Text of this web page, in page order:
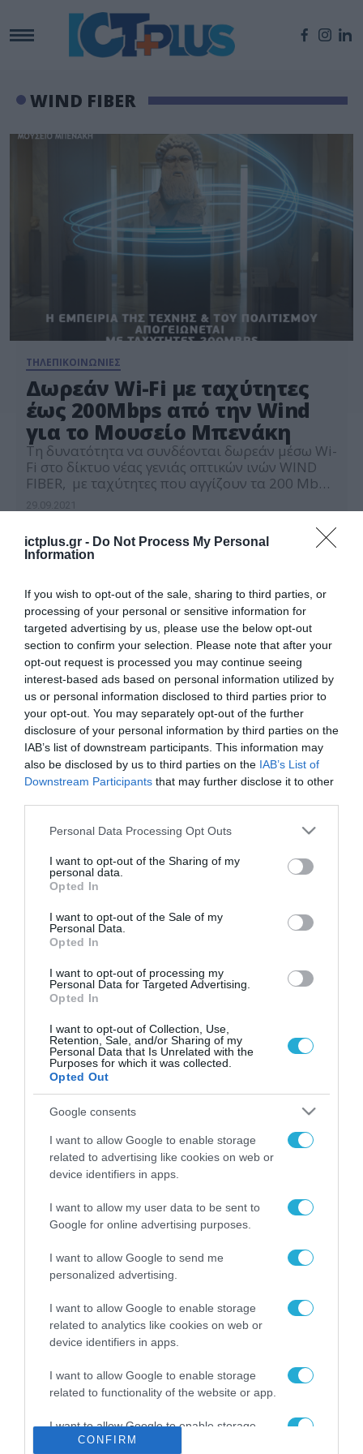
ictplus.gr - Do Not Process My Personal
Information
If you wish to opt-out of the sale, sharing to third parties, or
processing of your personal or sensitive information for
targeted advertising by us, please use the below opt-out
section to confirm your selection. Please note that after your
opt-out request is processed you may continue seeing
interest-based ads based on personal information utilized by
us or personal information disclosed to third parties prior to
your opt-out. You may separately opt-out of the further
disclosure of your personal information by third parties on the
IAB’s list of downstream participants. This information may
also be disclosed by us to third parties on the IAB’s List of
Downstream Participants that may further disclose it to other
Please note that this website/app uses one or more Google
not limited to your visit or usage behaviour. You may click to
grant or deny consent to Google and its third-party tags to
use your data for below specified purposes in below Google
consent section.
Personal Data Processing Opt Outs
I want to opt-out of the Sharing of my
personal data.
Opted In
I want to opt-out of the Sale of my
Personal Data.
Opted In
I want to opt-out of processing my
Personal Data for Targeted Advertising.
Opted In
I want to opt-out of Collection, Use,
Retention, Sale, and/or Sharing of my
Personal Data that Is Unrelated with the
Purposes for which it was collected.
Opted Out
Google consents
I want to allow Google to enable storage
related to advertising like cookies on web or
device identifiers in apps.
I want to allow my user data to be sent to
Google for online advertising purposes.
I want to allow Google to send me
personalized advertising.
I want to allow Google to enable storage
related to analytics like cookies on web or
device identifiers in apps.
I want to allow Google to enable storage
related to functionality of the website or app.
I want to allow Google to enable storage
related to personalization.
CONFIRM
WIND FIBER
ΤΗΛΕΠΙΚΟΙΝΩΝΙΕΣ
Δωρεάν Wi-Fi με ταχύτητες
έως 200Mbps από την Wind
για το Μουσείο Μπενάκη
Τη δυνατότητα να συνδέονται δωρεάν μέσω Wi-
Fi στο δίκτυο νέας γενιάς οπτικών ινών WIND
FIBER, με ταχύτητες που αγγίζουν τα 200 Mbps,
Μουσείου Μπενάκη. Χάρη στις δυνατότητες
που προσφέρει το δίκτυο νέας γενιάς οπτικών
ινών WIND Fiber, οι επισκέπτες του Μουσείου
μπορούν να ‘βιώσουν’ μία ξεχωριστή εμπειρία
ΡΟΗ ΕΙΔΗΣΕΩΝ
Το χρηματοδοτούμενο
από την ΕΕ έργο “The
Gaming Police”
ενισχύει την ασφάλεια
των παιδιών στο
31.07.2026
ΑΑΔΕ: Διευκρινίσεις
για τα πρόστιμα σε
παραβάσεις που
31.07.2026
Τεχνητή Νοημοσύνη
δεν είναι απλώς μια
νέα τεχνολογία, είναι
επανάσταση»
31.07.2026
Νέος οδηγός του ΕΚΤ
για τη χρηματοδότηση
των ελληνικών
επιχειρήσεων στον
χώρο της άμυνας